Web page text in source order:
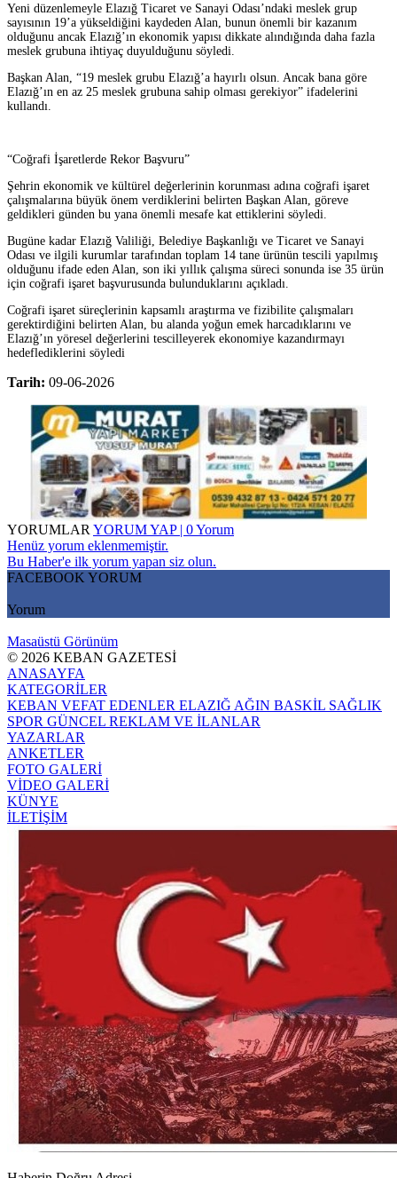
Yeni düzenlemeyle Elazığ Ticaret ve Sanayi Odası’ndaki meslek grup
sayısının 19’a yükseldiğini kaydeden Alan, bunun önemli bir kazanım
olduğunu ancak Elazığ’ın ekonomik yapısı dikkate alındığında daha fazla
meslek grubuna ihtiyaç duyulduğunu söyledi.
Başkan Alan, “19 meslek grubu Elazığ’a hayırlı olsun. Ancak bana göre
Elazığ’ın en az 25 meslek grubuna sahip olması gerekiyor” ifadelerini
kullandı.
“Coğrafi İşaretlerde Rekor Başvuru”
Şehrin ekonomik ve kültürel değerlerinin korunması adına coğrafi işaret
çalışmalarına büyük önem verdiklerini belirten Başkan Alan, göreve
geldikleri günden bu yana önemli mesafe kat ettiklerini söyledi.
Bugüne kadar Elazığ Valiliği, Belediye Başkanlığı ve Ticaret ve Sanayi
Odası ve ilgili kurumlar tarafından toplam 14 tane ürünün tescili yapılmış
olduğunu ifade eden Alan, son iki yıllık çalışma süreci sonunda ise 35 ürün
için coğrafi işaret başvurusunda bulunduklarını açıkladı.
Coğrafi işaret süreçlerinin kapsamlı araştırma ve fizibilite çalışmaları
gerektirdiğini belirten Alan, bu alanda yoğun emek harcadıklarını ve
Elazığ’ın yöresel değerlerini tescilleyerek ekonomiye kazandırmayı
hedeflediklerini söyledi
Tarih: 09-06-2026
YORUMLAR YORUM YAP | 0 Yorum
Henüz yorum eklenmemiştir.
Bu Haber'e ilk yorum yapan siz olun.
FACEBOOK YORUM
Yorum
Masaüstü Görünüm
© 2026 KEBAN GAZETESİ
ANASAYFA
KATEGORİLER
KEBAN VEFAT EDENLER ELAZIĞ AĞIN BASKİL SAĞLIK
SPOR GÜNCEL REKLAM VE İLANLAR
YAZARLAR
ANKETLER
FOTO GALERİ
VİDEO GALERİ
KÜNYE
İLETİŞİM